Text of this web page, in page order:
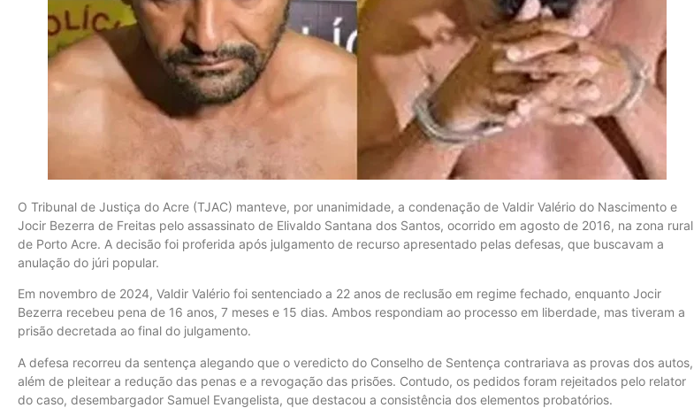
O Tribunal de Justiça do Acre (TJAC) manteve, por unanimidade, a condenação de Valdir Valério do Nascimento e
Jocir Bezerra de Freitas pelo assassinato de Elivaldo Santana dos Santos, ocorrido em agosto de 2016, na zona rural
de Porto Acre. A decisão foi proferida após julgamento de recurso apresentado pelas defesas, que buscavam a
anulação do júri popular.
Em novembro de 2024, Valdir Valério foi sentenciado a 22 anos de reclusão em regime fechado, enquanto Jocir
Bezerra recebeu pena de 16 anos, 7 meses e 15 dias. Ambos respondiam ao processo em liberdade, mas tiveram a
prisão decretada ao final do julgamento.
A defesa recorreu da sentença alegando que o veredicto do Conselho de Sentença contrariava as provas dos autos,
além de pleitear a redução das penas e a revogação das prisões. Contudo, os pedidos foram rejeitados pelo relator
do caso, desembargador Samuel Evangelista, que destacou a consistência dos elementos probatórios.